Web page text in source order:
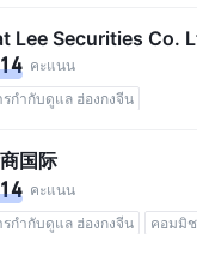
ดูแล
Lee Securities Co.
คะแนน
รกำกับดูแล ฮ่องกงจีน
ดูแล
国际
คะแนน
รกำกับดูแล ฮ่องกงจีน
คอมมิ